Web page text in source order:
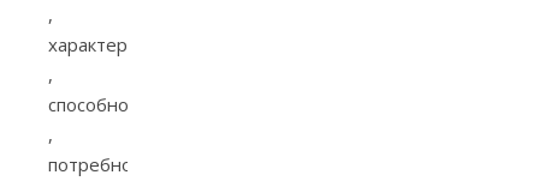
,
характер​
,
способности​
,
потребностно-